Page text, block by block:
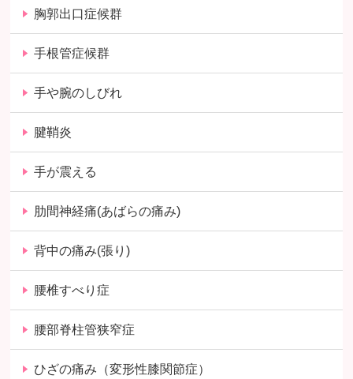
胸郭出口症候群
手根管症候群
手や腕のしびれ
腱鞘炎
手が震える
肋間神経痛(あばらの痛み)
背中の痛み(張り)
腰椎すべり症
腰部脊柱管狭窄症
ひざの痛み（変形性膝関節症）